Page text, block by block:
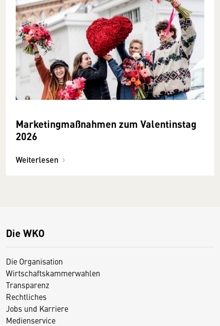
Marketingmaßnahmen zum Valentinstag
2026
Weiterlesen
Die WKO
Die Organisation
Wirtschaftskammerwahlen
Transparenz
Rechtliches
Jobs und Karriere
Medienservice